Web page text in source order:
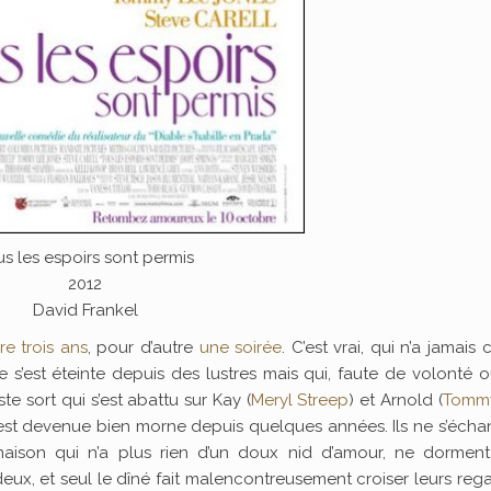
les espoirs sont permis
2012
David Frankel
trois ans, pour d’autre une soirée. C’est vrai, qui n’a jamais
s’est éteinte depuis des lustres mais qui, faute de volonté
sort qui s’est abattu sur Kay (Meryl Streep) et Arnold (
devenue bien morne depuis quelques années. Ils ne
qui n’a plus rien d’un doux nid d’amour, ne
et seul le dîné fait malencontreusement croiser leurs